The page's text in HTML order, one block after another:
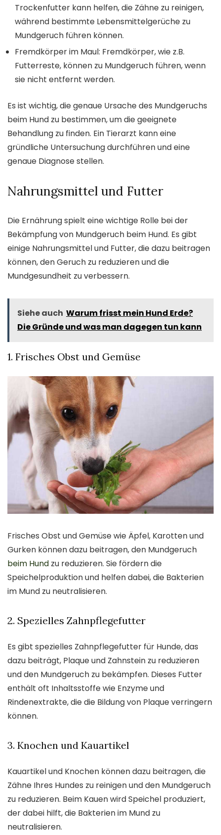
Trockenfutter kann helfen, die Zähne zu reinigen,
während bestimmte Lebensmittelgerüche zu
Mundgeruch führen können.
Fremdkörper im Maul: Fremdkörper, wie z.B.
Futterreste, können zu Mundgeruch führen, wenn
sie nicht entfernt werden.
Es ist wichtig, die genaue Ursache des Mundgeruchs
beim Hund zu bestimmen, um die geeignete
Behandlung zu finden. Ein Tierarzt kann eine
gründliche Untersuchung durchführen und eine
genaue Diagnose stellen.
Nahrungsmittel und Futter
Die Ernährung spielt eine wichtige Rolle bei der
Bekämpfung von Mundgeruch beim Hund. Es gibt
einige Nahrungsmittel und Futter, die dazu beitragen
können, den Geruch zu reduzieren und die
Mundgesundheit zu verbessern.
Siehe auch Warum frisst mein Hund Erde?
Die Gründe und was man dagegen tun kann
1. Frisches Obst und Gemüse
Frisches Obst und Gemüse wie Äpfel, Karotten und
Gurken können dazu beitragen, den Mundgeruch
beim Hund zu reduzieren. Sie fördern die
Speichelproduktion und helfen dabei, die Bakterien
im Mund zu neutralisieren.
2. Spezielles Zahnpflegefutter
Es gibt spezielles Zahnpflegefutter für Hunde, das
dazu beiträgt, Plaque und Zahnstein zu reduzieren
und den Mundgeruch zu bekämpfen. Dieses Futter
enthält oft Inhaltsstoffe wie Enzyme und
Rindenextrakte, die die Bildung von Plaque verringern
können.
3. Knochen und Kauartikel
Kauartikel und Knochen können dazu beitragen, die
Zähne Ihres Hundes zu reinigen und den Mundgeruch
zu reduzieren. Beim Kauen wird Speichel produziert,
der dabei hilft, die Bakterien im Mund zu
neutralisieren.